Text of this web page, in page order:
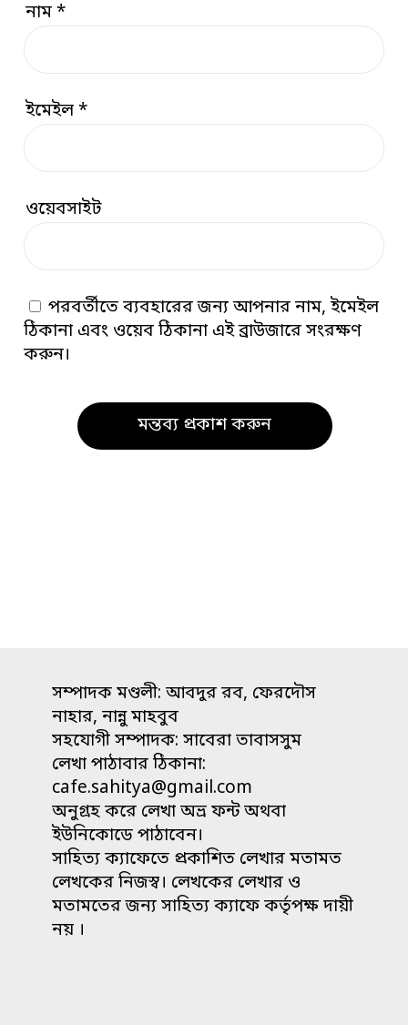
নাম*
ইমেইল*
ওয়েবসাইট
পরবর্তীতে ব্যবহারের জন্য আপনার নাম, ইমেইল
ঠিকানা এবং ওয়েব ঠিকানা এই ব্রাউজারে সংরক্ষণ
করুন।
সম্পাদক মণ্ডলী: আবদুর রব, ফেরদৌস
নাহার, নান্নু মাহবুব
সহযোগী সম্পাদক: সাবেরা তাবাসসুম
লেখা পাঠাবার ঠিকানা:
cafe.sahitya@gmail.com
অনুগ্রহ করে লেখা অভ্র ফন্ট অথবা
ইউনিকোডে পাঠাবেন।
সাহিত্য ক্যাফেতে প্রকাশিত লেখার মতামত
লেখকের নিজস্ব। লেখকের লেখার ও
মতামতের জন্য সাহিত্য ক্যাফে কর্তৃপক্ষ দায়ী
নয় ।